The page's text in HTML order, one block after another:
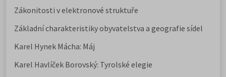
Zákonitosti v elektronové struktuře
Základní charakteristiky obyvatelstva a geografie sídel
Karel Hynek Mácha: Máj
Karel Havlíček Borovský: Tyrolské elegie